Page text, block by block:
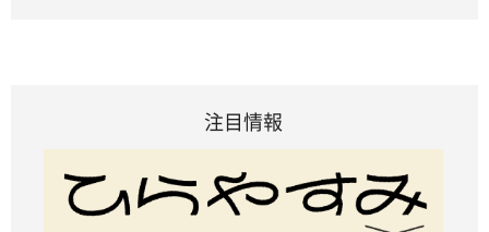
注目情報